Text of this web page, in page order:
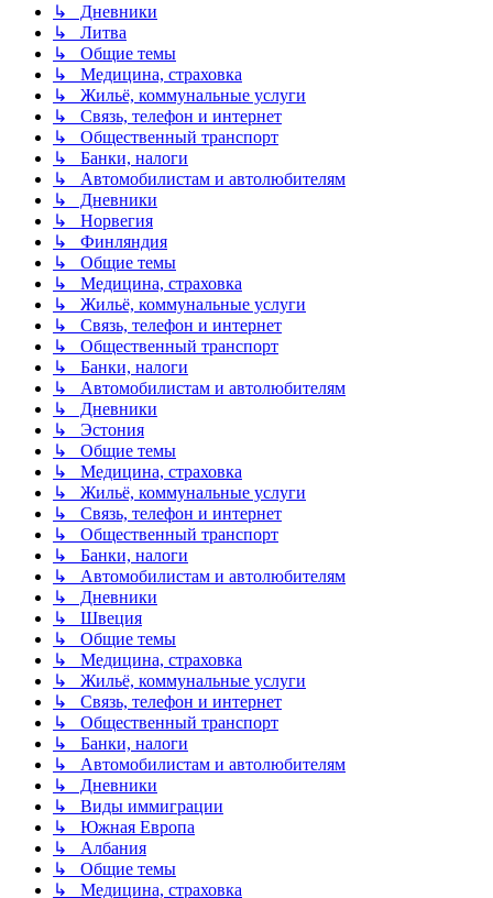
↳ Дневники
↳ Литва
↳ Общие темы
↳ Медицина, страховка
↳ Жильё, коммунальные услуги
↳ Связь, телефон и интернет
↳ Общественный транспорт
↳ Банки, налоги
↳ Автомобилистам и автолюбителям
↳ Дневники
↳ Норвегия
↳ Финляндия
↳ Общие темы
↳ Медицина, страховка
↳ Жильё, коммунальные услуги
↳ Связь, телефон и интернет
↳ Общественный транспорт
↳ Банки, налоги
↳ Автомобилистам и автолюбителям
↳ Дневники
↳ Эстония
↳ Общие темы
↳ Медицина, страховка
↳ Жильё, коммунальные услуги
↳ Связь, телефон и интернет
↳ Общественный транспорт
↳ Банки, налоги
↳ Автомобилистам и автолюбителям
↳ Дневники
↳ Швеция
↳ Общие темы
↳ Медицина, страховка
↳ Жильё, коммунальные услуги
↳ Связь, телефон и интернет
↳ Общественный транспорт
↳ Банки, налоги
↳ Автомобилистам и автолюбителям
↳ Дневники
↳ Виды иммиграции
↳ Южная Европа
↳ Албания
↳ Общие темы
↳ Медицина, страховка